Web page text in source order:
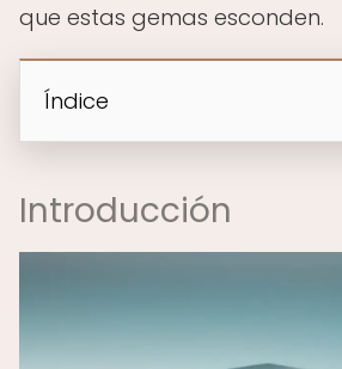
que estas gemas esconden.
Índice
Introducción